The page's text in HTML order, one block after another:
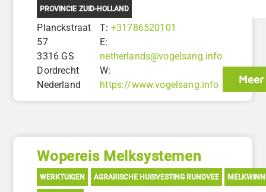
PROVINCIE ZUID-HOLLAND
Planckstraat
57
3316 GS
Dordrecht
Nederland
T: +31786520101
E:
netherlands@vogelsang.info
W:
https://www.vogelsang.info
Wopereis Melksystemen
WERKTUIGEN AGRARISCHE HUISVESTING RUNDVEE